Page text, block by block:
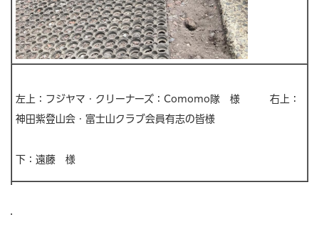
左上：フジヤマ・クリーナーズ：Comomo隊 様 右上：
神田紫登山会・富士山クラブ会員有志の皆様
下：遠藤 様